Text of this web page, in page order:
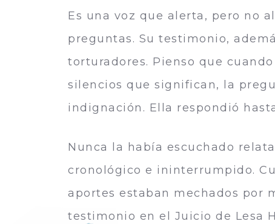
Es una voz que alerta, pero no
preguntas. Su testimonio,
torturadores. Pienso que
silencios que significan, la
indignación. Ella respondió
Nunca la había escuchado
cronológico e ininterrumpido.
aportes estaban mechados por
testimonio en el Juicio de Lesa